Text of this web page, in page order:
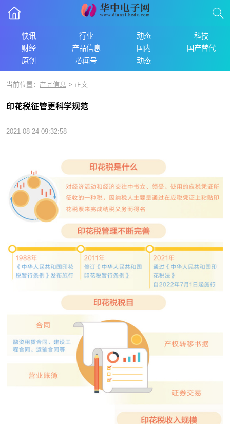
快讯 行业 动态
科技
财经
产品信息 国内
国产替代
原创
芯闻号 动态
当前位置： 产品信息 > 正文
印花税征管更科学规范
2021-08-24 09:32:58